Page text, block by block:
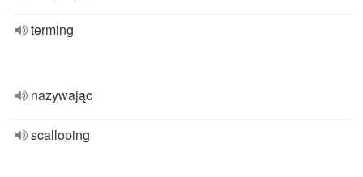
terming
nazywając
scalloping